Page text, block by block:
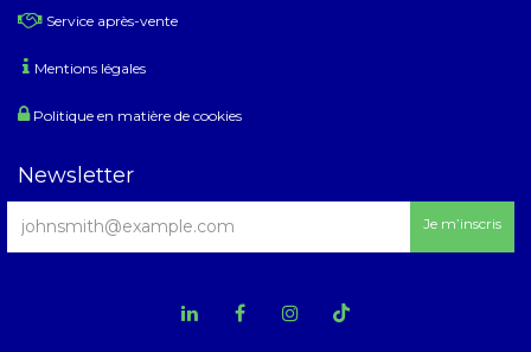
Service après-vente
Mentions légales
Politique en matière de cookies
Newsletter
Je m’inscris